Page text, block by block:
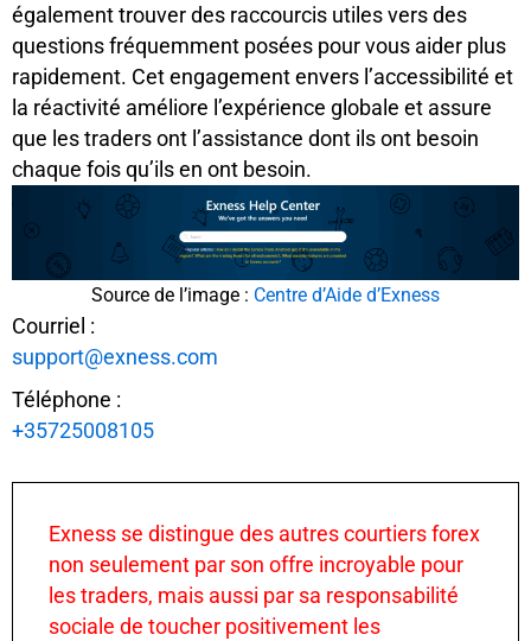
également trouver des raccourcis utiles vers des
questions fréquemment posées pour vous aider plus
rapidement. Cet engagement envers l’accessibilité et
la réactivité améliore l’expérience globale et assure
que les traders ont l’assistance dont ils ont besoin
chaque fois qu’ils en ont besoin.
Source de l’image : Centre d’Aide d’Exness
Courriel :
support@exness.com
Téléphone :
+35725008105
Exness se distingue des autres courtiers forex
non seulement par son offre incroyable pour
les traders, mais aussi par sa responsabilité
sociale de toucher positivement les